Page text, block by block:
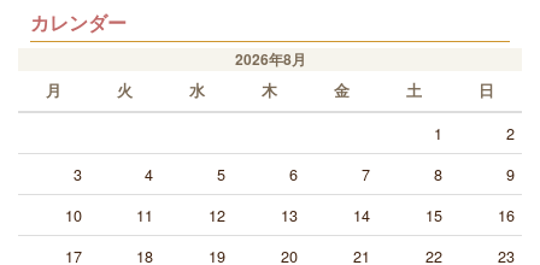
カレンダー
2026年8月
月
火 水 木 金 土 日
1
2
3
4 5 6 7 8
9
10
11 12 13 14 15
16
17
18 19 20 21 22
23